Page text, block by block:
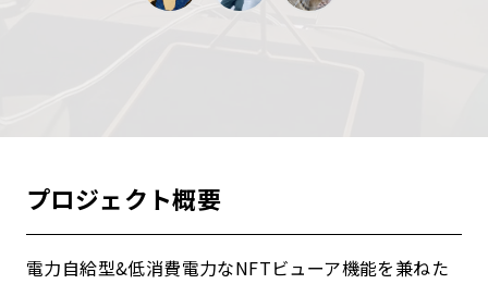
プロジェクト概要
電力自給型&低消費電力なNFTビューア機能を兼ねた